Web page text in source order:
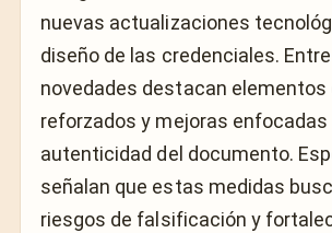
nuevas actualizaciones
diseño de las credenciales.
novedades destacan elementos
reforzados y mejoras
autenticidad del documento.
señalan que estas medidas
riesgos de falsificación y